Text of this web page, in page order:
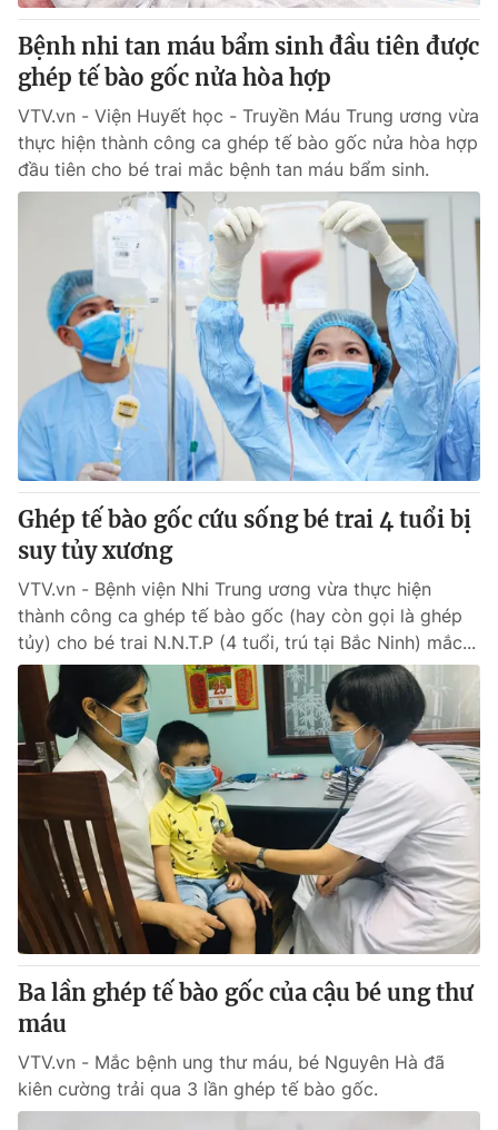
Bệnh nhi tan máu bẩm sinh đầu tiên được
ghép tế bào gốc nửa hòa hợp
VTV.vn - Viện Huyết học - Truyền Máu Trung ương vừa
thực hiện thành công ca ghép tế bào gốc nửa hòa hợp
đầu tiên cho bé trai mắc bệnh tan máu bẩm sinh.
Ghép tế bào gốc cứu sống bé trai 4 tuổi bị
suy tủy xương
VTV.vn - Bệnh viện Nhi Trung ương vừa thực hiện
thành công ca ghép tế bào gốc (hay còn gọi là ghép
tủy) cho bé trai N.N.T.P (4 tuổi, trú tại Bắc Ninh) mắc...
Ba lần ghép tế bào gốc của cậu bé ung thư
máu
VTV.vn - Mắc bệnh ung thư máu, bé Nguyên Hà đã
kiên cường trải qua 3 lần ghép tế bào gốc.